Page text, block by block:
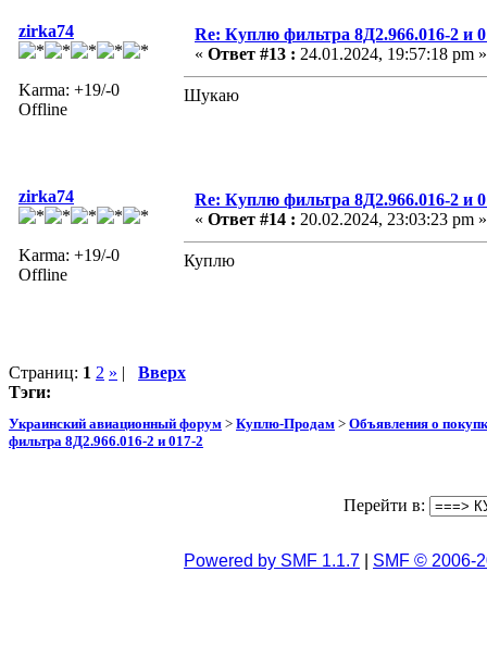
zirka74
Karma: +19/-0
Offline
Re: Куплю фильтра 8Д2.966.016-2 и
« Ответ #13 : 24.01.2024, 19:57:18 pm »
Шукаю
zirka74
Karma: +19/-0
Offline
Re: Куплю фильтра 8Д2.966.016-2 и
« Ответ #14 : 20.02.2024, 23:03:23 pm »
Куплю
Страниц: 1 2 » | Вверх
Тэги:
Украинский авиационный форум > Куплю-Продам > Объявления о
фильтра 8Д2.966.016-2 и 017-2
Перейти в:
Powered by SMF 1.1.7 SMF © 2006-